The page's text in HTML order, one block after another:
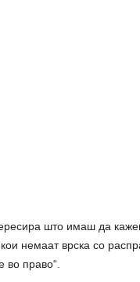
што имаш да
немаат врска со
во право“.